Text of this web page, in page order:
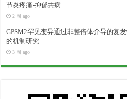
节炎疼痛-抑郁共病
2 周 ago
GPSM2罕见变异通过非整倍体介导的复
的机制研究
3 周 ago